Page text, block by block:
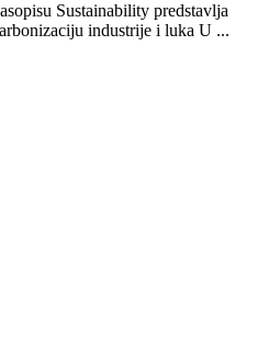
Sustainability predstavlja
industrije i luka U ...